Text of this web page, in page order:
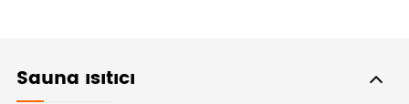
Sauna ısıtıcı